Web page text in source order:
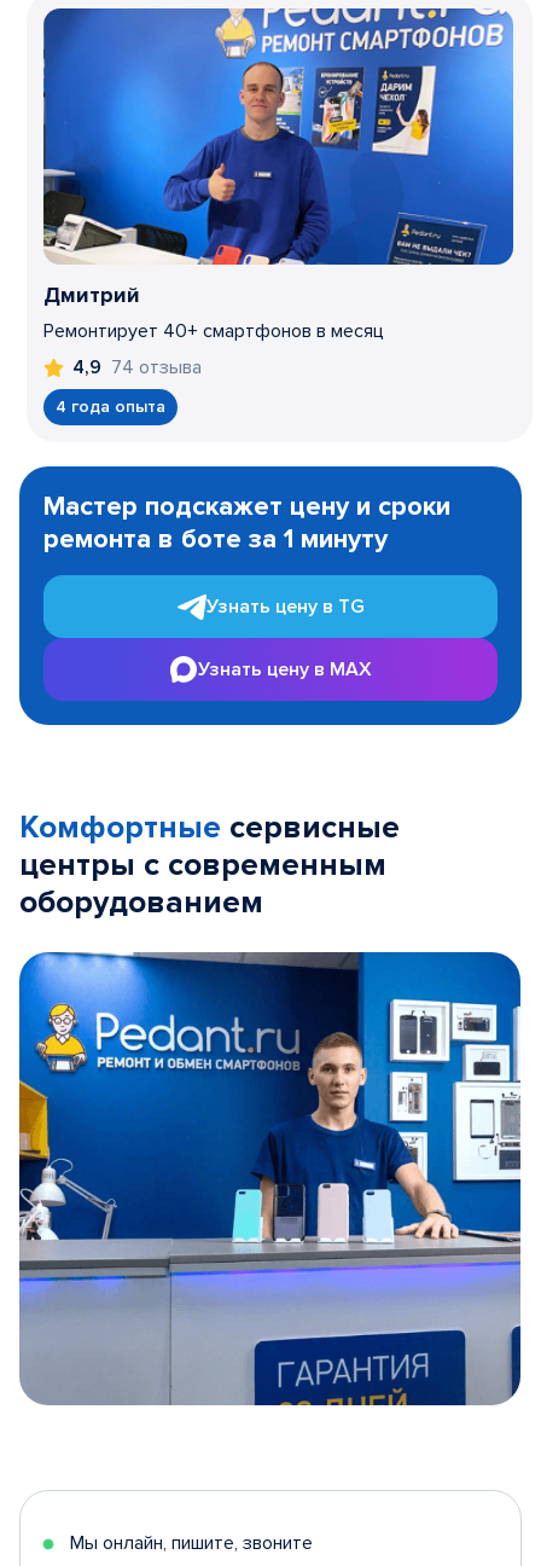
Дмитрий
Ремонтирует 40+ смартфонов в месяц
4,9 74 отзыва
4 года опыта
1
Мастер подскажет цену и сроки
ремонта в боте за 1 минуту
Узнать цену в TG
Узнать цену в MAX
Комфортные сервисные
центры с современным
оборудованием
5
Мы онлайн, пишите, звоните